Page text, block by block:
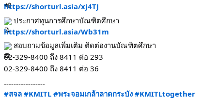
https://shorturl.asia/xj4TJ
ประกาศทุนการศึกษาบัณฑิตศึกษา
https://shorturl.asia/Wb31m
สอบถามข้อมูลเพิ่มเติม ติดต่องานบัณฑิตศึกษา
02-329-8400 ถึง 8411 ต่อ 293
02-329-8400 ถึง 8411 ต่อ 36
-----------------
#สจล #KMITL #พระจอมเกล้าลาดกระบัง #KMITLtogether